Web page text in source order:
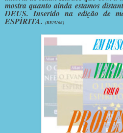
mostra quanto ainda estamos
DEUS. Inserido na edição de
ESPÌRITA. (RE/5/66)